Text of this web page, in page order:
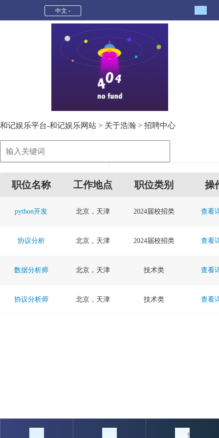
招聘中心-和记娱乐平台
中文
和记娱乐平台-和记娱乐网站 > 关于浩瀚 > 招聘中心
职位名称 工作地点 职位类别 操
python开发 北京，天津 2024届校招类 查看
协议分析 北京，天津 2024届校招类 查看
数据分析师 北京，天津 技术类 查看
协议分析师 北京，天津 技术类 查看